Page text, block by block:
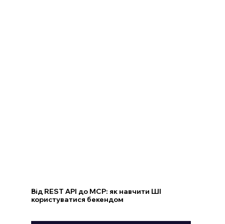
Від REST API до MCP: як навчити ШІ
користуватися бекендом